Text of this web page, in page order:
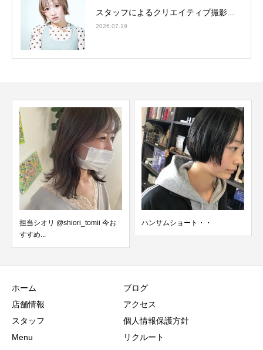
スタッフによるクリエイティブ撮影...
2026.07.19
担当シオリ @shiori_tomii 今お
すすめ...
ハンサムショート・・
ホーム
店舗情報
スタッフ
Menu
ブログ
アクセス
個人情報保護方針
リクルート